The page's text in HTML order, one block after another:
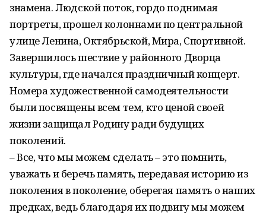
знамена. Людской поток, гордо поднимая
портреты, прошел колоннами по центральной
улице Ленина, Октябрьской, Мира, Спортивной.
Завершилось шествие у районного Дворца
культуры, где начался праздничный концерт.
Номера художественной самодеятельности
были посвящены всем тем, кто ценой своей
жизни защищал Родину ради будущих
поколений.
– Все, что мы можем сделать – это помнить,
уважать и беречь память, передавая историю из
поколения в поколение, оберегая память о наших
предках, ведь благодаря их подвигу мы можем